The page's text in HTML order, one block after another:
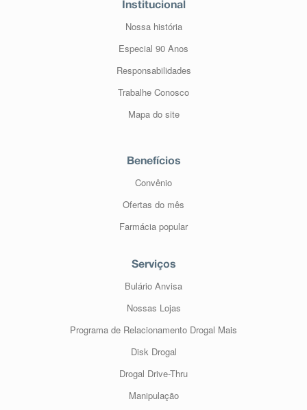
Institucional
Nossa história
Especial 90 Anos
Responsabilidades
Trabalhe Conosco
Mapa do site
Benefícios
Convênio
Ofertas do mês
Farmácia popular
Serviços
Bulário Anvisa
Nossas Lojas
Programa de Relacionamento Drogal Mais
Disk Drogal
Drogal Drive-Thru
Manipulação